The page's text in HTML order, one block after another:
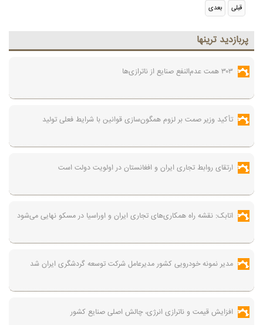
پربازديد ترينها
۳۰۳ همت عدم‌النفع صنایع از ناترازی‌ها
تأکید وزیر صمت بر لزوم همگون‌سازی قوانین با شرایط فعلی تولید
ارتقای روابط تجاری ایران و افغانستان در اولویت دولت است
اتابک: نقشه راه همکاری‌های تجاری ایران و اوراسیا در مسکو نهایی می‌شود
مدیر نمونه خودرویی کشور مدیرعامل شرکت توسعه گردشگری ایران شد
افزایش قیمت و ناترازی انرژی، چالش اصلی صنایع کشور